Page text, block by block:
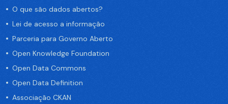
O que são dados abertos?
Lei de acesso a informação
Parceria para Governo Aberto
Open Knowledge Foundation
Open Data Commons
Open Data Definition
Associação CKAN